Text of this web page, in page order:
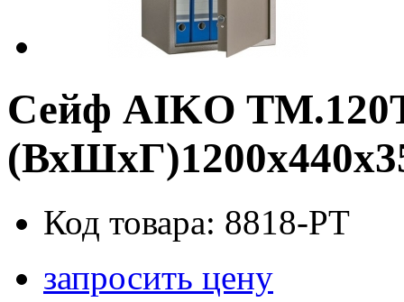
Сейф AIKO
Код товара: 8818-PT
запросить цену